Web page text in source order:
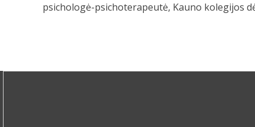
psichologė-psichoterapeutė, Kauno kolegijos